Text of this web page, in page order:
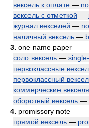
вексель к оплате —
вексель с отметкой —
журнал векселей —
наличный вексель —
3. one name paper
соло вексель —
первоклассные
первоклассный
коммерческие векселя
оборотный вексель —
4. promissory note
прямой вексель —